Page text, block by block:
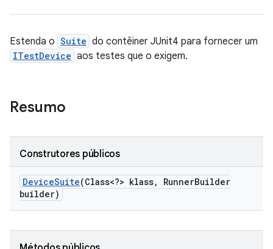
Estenda o Suite do contêiner JUnit4 para fornecer um
ITestDevice aos testes que o exigem.
Resumo
Construtores públicos
DeviceSuite(Class<?> klass, RunnerBuilder
builder)